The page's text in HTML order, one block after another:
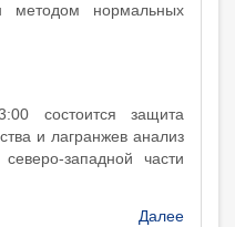
методом нормальных
состоится защита
и лагранжев анализ
западной части
Далее